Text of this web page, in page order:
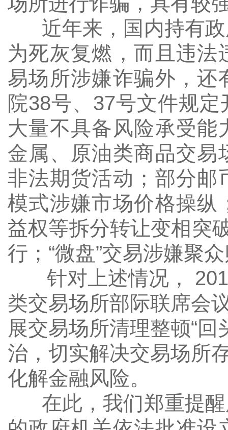
近年来，国内持有政
为死灰复燃，而且违法
易场所涉嫌诈骗外，还
院38号、 37号文件规定
大量不具备风险承受能
金属、原油类商品交易
非法期货活动；部分邮
模式涉嫌市场价格操纵
益权等拆分转让变相突
行；“微盘”交易涉嫌聚
针对上述情况，
类交易场所部际联席会
展交易场所清理整顿“
治，切实解决交易场所
化解金融风险。
在此，我们郑重提醒